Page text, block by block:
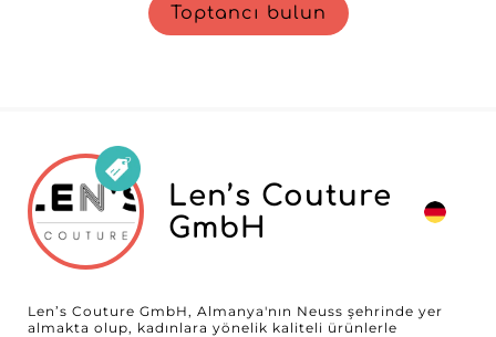
Toptancı bulun
Len’s Couture
GmbH
Len’s Couture GmbH, Almanya'nın Neuss şehrinde yer
almakta olup, kadınlara yönelik kaliteli ürünlerle